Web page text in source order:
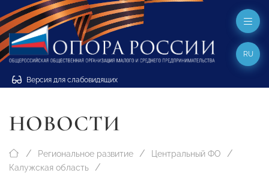
Версия для слабовидящих
RU
НОВОСТИ
Региональное развитие
Центральный ФО
Калужская область